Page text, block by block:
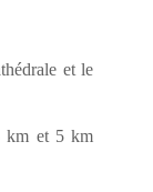
et le
km et 5 km